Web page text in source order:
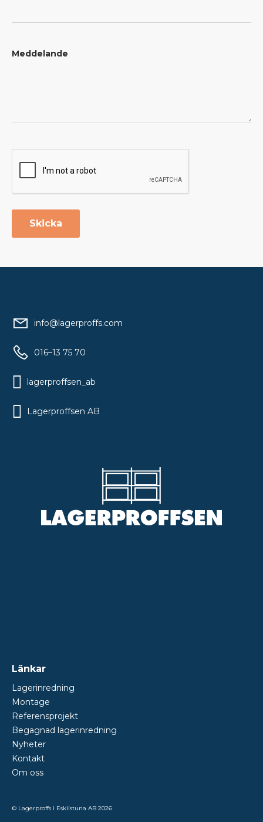
Meddelande
Skicka
Länkar
Lagerinredning
Montage
Referensprojekt
Begagnad lagerinredning
Nyheter
Kontakt
Om oss
info@lagerproffs.com
016–13 75 70
lagerproffsen_ab
Lagerproffsen AB
© Lagerproffs i Eskilstuna AB 2026